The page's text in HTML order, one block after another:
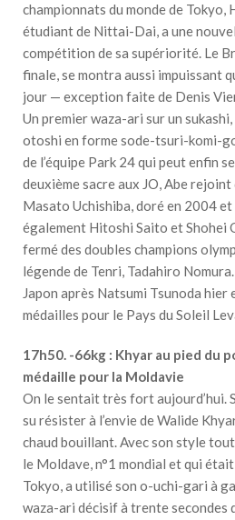
championnats du monde de Tokyo,
étudiant de Nittai-Dai, a une
compétition de sa supériorité. Le
finale, se montra aussi impuissant
jour — exception faite de Denis
Un premier waza-ari sur un
otoshi en forme sode-tsuri-komi-
de l’équipe Park 24 qui peut enfin
deuxième sacre aux JO, Abe
Masato Uchishiba, doré en 2004
également Hitoshi Saito et Shohei
fermé des doubles champions
légende de Tenri, Tadahiro
Japon après Natsumi Tsunoda
médailles pour le Pays du Soleil
17h50. -66kg : Khyar au pied du
médaille pour la Moldavie
On le sentait très fort aujourd’hui.
su résister à l’envie de Walide
chaud bouillant. Avec son style
le Moldave, n°1 mondial et qui était
Tokyo, a utilisé son o-uchi-gari à
waza-ari décisif à trente secondes